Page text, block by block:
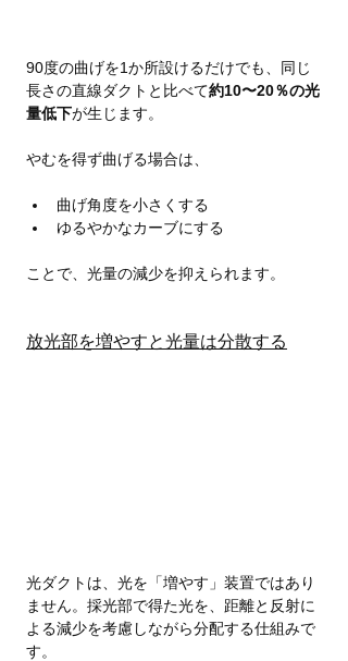
90度の曲げを1か所設けるだけでも、同じ
長さの直線ダクトと比べて約10〜20％の光
量低下が生じます。
やむを得ず曲げる場合は、
曲げ角度を小さくする
ゆるやかなカーブにする
ことで、光量の減少を抑えられます。
放光部を増やすと光量は分散する
光ダクトは、光を「増やす」装置ではあり
ません。採光部で得た光を、距離と反射に
よる減少を考慮しながら分配する仕組みで
す。